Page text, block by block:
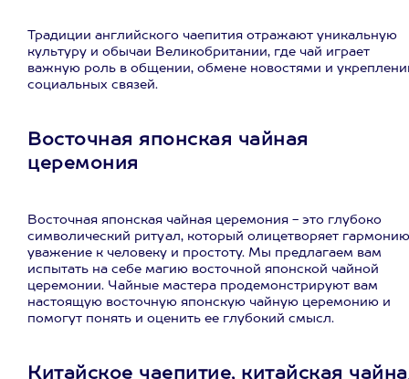
Традиции английского чаепития отражают уникальную
культуру и обычаи Великобритании, где чай играет
важную роль в общении, обмене новостями и
социальных связей.
Восточная японская чайная
церемония
Восточная японская чайная церемония - это глубоко
символический ритуал, который олицетворяет
уважение к человеку и простоту. Мы предлагаем вам
испытать на себе магию восточной японской чайной
церемонии. Чайные мастера продемонстрируют вам
настоящую восточную японскую чайную церемонию и
помогут понять и оценить ее глубокий смысл.
Китайское чаепитие, китайская